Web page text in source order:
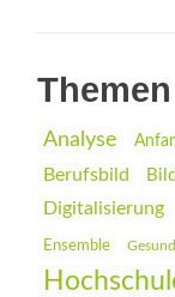
Themen
Analyse
Berufsbild
Digitalisierung
Ensemble